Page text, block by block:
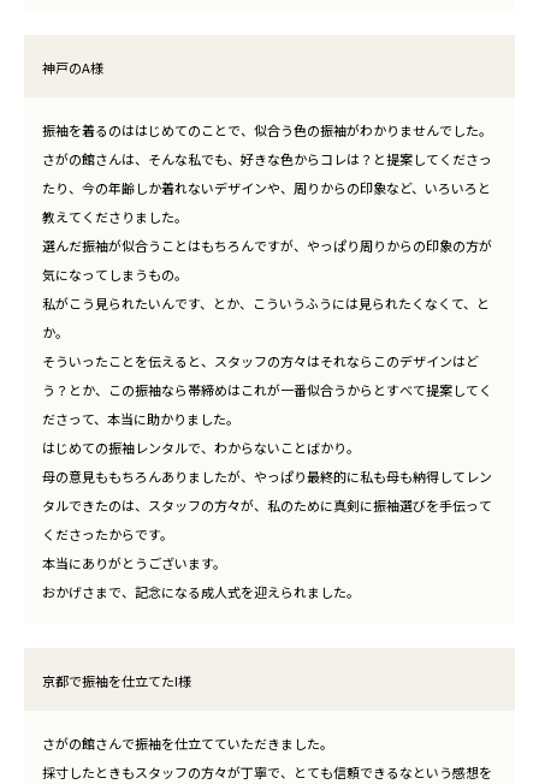
神戸のA様
振袖を着るのははじめてのことで、似合う色の振袖がわかりませんでした。
さがの館さんは、そんな私でも、好きな色からコレは？と提案してくださっ
たり、今の年齢しか着れないデザインや、周りからの印象など、いろいろと
教えてくださりました。
選んだ振袖が似合うことはもちろんですが、やっぱり周りからの印象の方が
気になってしまうもの。
私がこう見られたいんです、とか、こういうふうには見られたくなくて、と
か。
そういったことを伝えると、スタッフの方々はそれならこのデザインはど
う？とか、この振袖なら帯締めはこれが一番似合うからとすべて提案してく
ださって、本当に助かりました。
はじめての振袖レンタルで、わからないことばかり。
母の意見ももちろんありましたが、やっぱり最終的に私も母も納得してレン
タルできたのは、スタッフの方々が、私のために真剣に振袖選びを手伝って
くださったからです。
本当にありがとうございます。
おかげさまで、記念になる成人式を迎えられました。
京都で振袖を仕立てたI様
さがの館さんで振袖を仕立てていただきました。
採寸したときもスタッフの方々が丁寧で、とても信頼できるなという感想を